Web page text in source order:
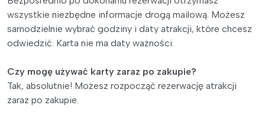
wszystkie niezbędne informacje drogą mailową. Możesz
samodzielnie wybrać godziny i daty atrakcji, które chcesz
odwiedzić. Karta nie ma daty ważności.
Czy mogę używać karty zaraz po zakupie?
Tak, absolutnie! Możesz rozpocząć rezerwację atrakcji
zaraz po zakupie.